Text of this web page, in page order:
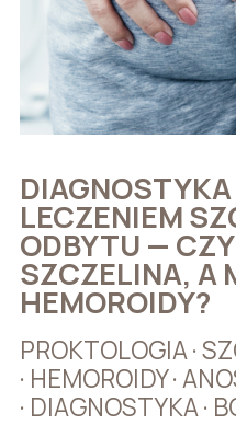
LECZENIEM
ODBYTU —
SZCZELINA, A
HEMOROIDY?
PROKTOLOGIA ·
· HEMOROIDY ·
· DIAGNOSTYKA ·